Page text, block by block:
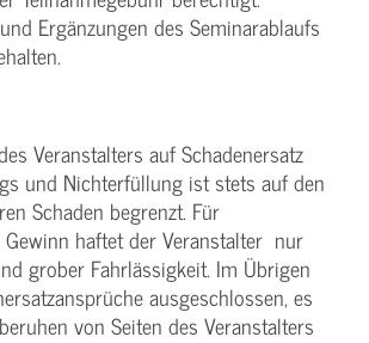
Ergänzungen des Seminarablaufs
Veranstalters auf Schadenersatz
und Nichterfüllung ist stets auf den
Schaden begrenzt. Für
Gewinn haftet der Veranstalter nur
grober Fahrlässigkeit. Im Übrigen
ausgeschlossen, es
von Seiten des Veranstalters